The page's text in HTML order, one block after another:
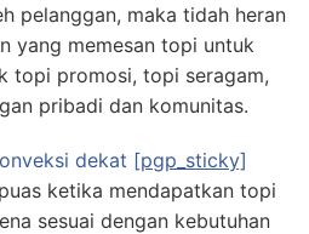
pelanggan, maka tidah heran
yang memesan topi untuk
topi promosi, topi seragam,
pribadi dan komunitas.
dekat [pgp_sticky]
ketika mendapatkan topi
sesuai dengan kebutuhan